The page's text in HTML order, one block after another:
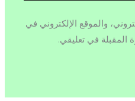
والموقع الإلكتروني في
المقبلة في تعليقي.